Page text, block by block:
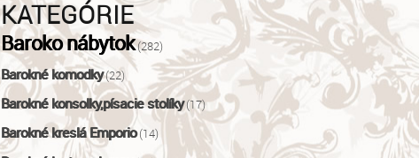
KATEGÓRIE
Baroko nábytok(282)
Barokné komodky(22)
Barokné konsolky,písacie stolíky(17)
Barokné kreslá Emporio(14)